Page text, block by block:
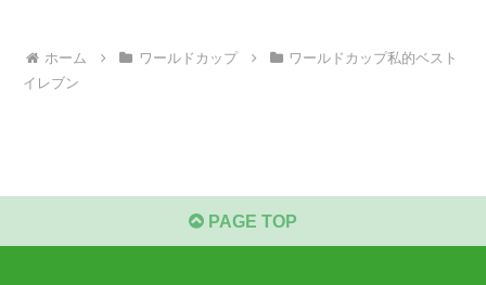
ホーム ワールドカップ
ワールドカップ私的ベスト
イレブン
PAGE TOP